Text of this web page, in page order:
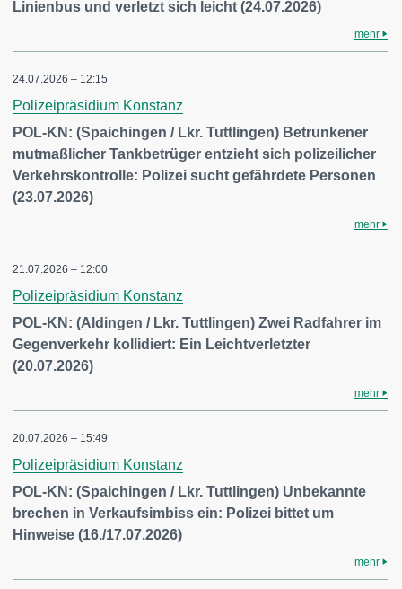
Linienbus und verletzt sich leicht (24.07.2026)
mehr
24.07.2026 – 12:15
Polizeipräsidium Konstanz
POL-KN: (Spaichingen / Lkr. Tuttlingen) Betrunkener
mutmaßlicher Tankbetrüger entzieht sich polizeilicher
Verkehrskontrolle: Polizei sucht gefährdete Personen
(23.07.2026)
mehr
21.07.2026 – 12:00
Polizeipräsidium Konstanz
POL-KN: (Aldingen / Lkr. Tuttlingen) Zwei Radfahrer im
Gegenverkehr kollidiert: Ein Leichtverletzter
(20.07.2026)
mehr
20.07.2026 – 15:49
Polizeipräsidium Konstanz
POL-KN: (Spaichingen / Lkr. Tuttlingen) Unbekannte
brechen in Verkaufsimbiss ein: Polizei bittet um
Hinweise (16./17.07.2026)
mehr